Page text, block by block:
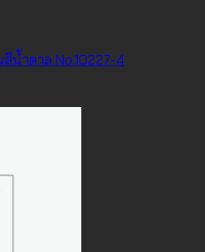
น้ำตาล No.10227-4